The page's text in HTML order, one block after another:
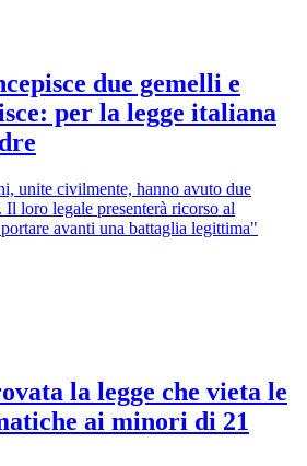
due gemelli e
per la legge italiana
unite civilmente, hanno avuto due
loro legale presenterà ricorso al
avanti una battaglia legittima"
la legge che vieta le
ai minori di 21